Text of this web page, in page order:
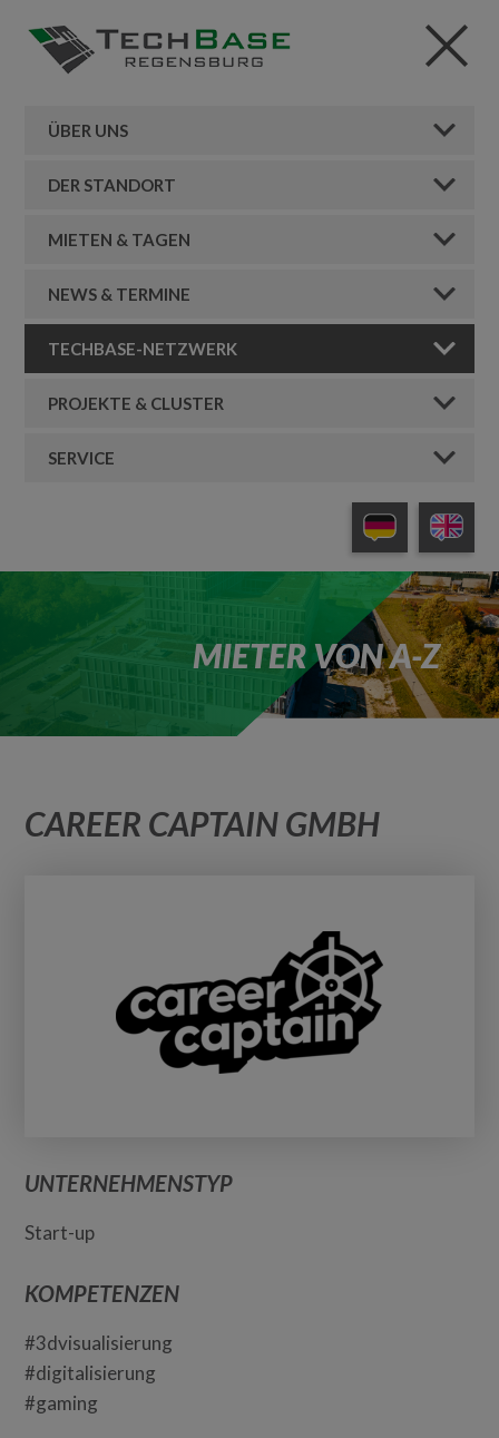
ÜBER UNS
DER STANDORT
MIETEN & TAGEN
NEWS & TERMINE
TECHBASE-NETZWERK
PROJEKTE & CLUSTER
SERVICE
MIETER VON A-Z
CAREER CAPTAIN GMBH
UNTERNEHMENSTYP
Start-up
KOMPETENZEN
#3dvisualisierung
#digitalisierung
#gaming